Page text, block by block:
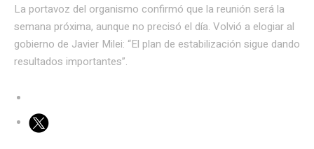
La portavoz del organismo confirmó que la reunión será la
semana próxima, aunque no precisó el día. Volvió a elogiar al
gobierno de Javier Milei: “El plan de estabilización sigue dando
resultados importantes”.